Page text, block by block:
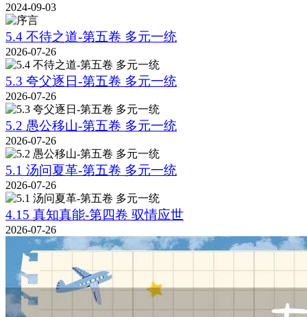
2024-09-03
5.4 不待之道-第五卷 多元一统
2026-07-26
5.3 夸父逐日-第五卷 多元一统
2026-07-26
5.2 愚公移山-第五卷 多元一统
2026-07-26
5.1 汤问夏革-第五卷 多元一统
2026-07-26
4.15 真知真能-第四卷 驭情应世
2026-07-26